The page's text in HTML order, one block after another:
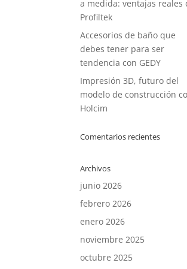
a medida: ventajas reales
Profiltek
Accesorios de baño que
debes tener para ser
tendencia con GEDY
Impresión 3D, futuro del
modelo de construcción
Holcim
Comentarios recientes
Archivos
junio 2026
febrero 2026
enero 2026
noviembre 2025
octubre 2025